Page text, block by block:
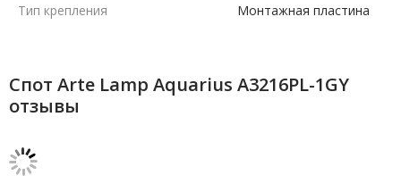
Тип крепления Монтажная пластина
Спот Arte Lamp Aquarius A3216PL-1GY
отзывы